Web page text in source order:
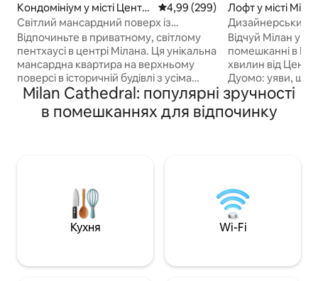
Кондомініум у місті Центр і
сторії
Середня оцінка: 4,99 з 5,
4,99 (299)
Світлий мансардний поверх із
кондиціонером, центральним
опаленням, спокійний
Відпочиньте в приватному, світлому
пентхаусі в центрі Мілана. Ця унікальна
мансардна квартира на верхньому
поверсі в історичній будівлі з усіма
сучасними зручностями пропонує
тихе місце відпочинку для двох в
центрі міста. Тут є повністю обладнана
всього за 2 хвилини ходьби від станції
Кадорна, поруч із Дуомо та замком
Сфорца. Насолоджуйтеся
безперебійною самостійною
Лофт у місті
Дизайнерський
центральним
Венеція]
Відчуй Мілан у
помешканні в
хвилин від
Дуомо: уяви, що
сучасному лофті
історичними
ресторанами та
Ідеально
комфорт, стиль і
розташування,
справжній міланець...
Milan Cathedral: популярні зручності
в помешканнях для відпочинку
Кухня Wi-Fi